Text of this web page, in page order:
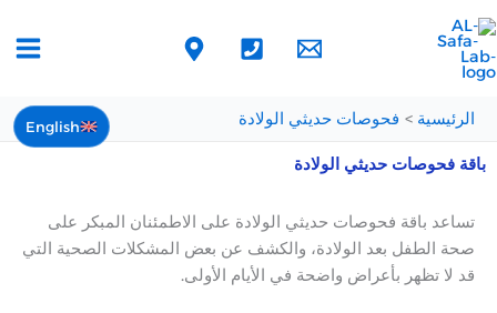
English
إلى
المحتوى
الرئيسية فحوصات حديثي الولادة
باقة فحوصات حديثي الولادة
تساعد باقة فحوصات حديثي الولادة على الاطمئنان المبكر على
صحة الطفل بعد الولادة، والكشف عن بعض المشكلات الصحية التي
قد لا تظهر بأعراض واضحة في الأيام الأولى.